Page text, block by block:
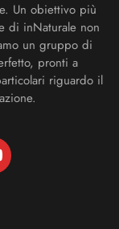
Un obiettivo più
di inNaturale non
un gruppo di
pronti a
riguardo il